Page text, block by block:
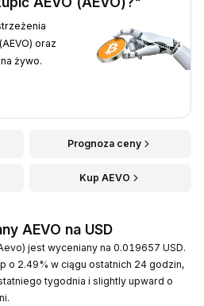
oraz
żywo.
Prognoza ceny
Kup AEVO
AEVO na USD
jest wyceniany na 0.019657 USD.
o 2.49% w ciągu ostatnich 24 godzin,
tygodnia i slightly upward o